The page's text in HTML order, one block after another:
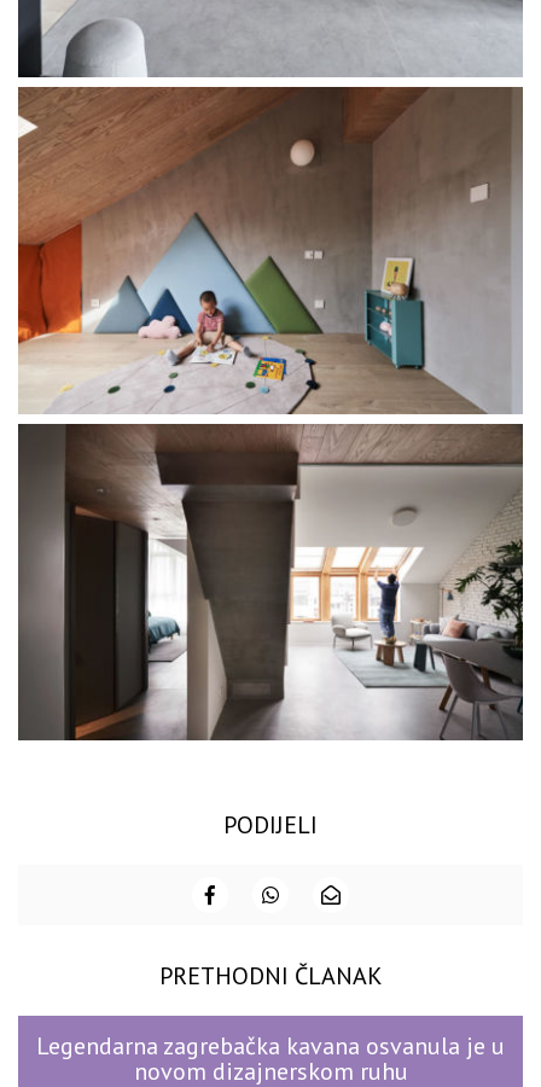
PODIJELI
PRETHODNI ČLANAK
Legendarna zagrebačka kavana osvanula je u
novom dizajnerskom ruhu